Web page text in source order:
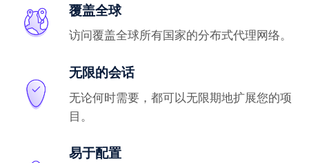
覆盖全球
访问覆盖全球所有国家的分布式代理网络。
无限的会话
无论何时需要，都可以无限期地扩展您的项
目。
易于配置